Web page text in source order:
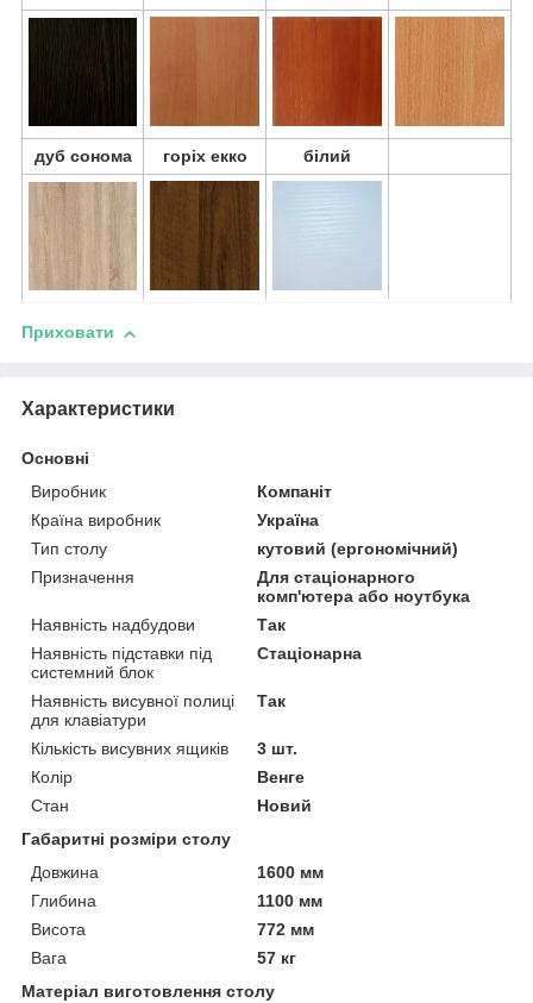
дуб сонома горіх екко білий
Приховати
Характеристики
Основні
Виробник
Компаніт
Країна виробник
Україна
Тип столу
кутовий (ергономічний)
Призначення
Для стаціонарного
комп'ютера або ноутбука
Наявність надбудови
Так
Наявність підставки під
системний блок
Стаціонарна
Наявність висувної полиці
для клавіатури
Так
Кількість висувних ящиків
3 шт.
Колір
Венге
Стан
Новий
Габаритні розміри столу
Довжина
1600 мм
Глибина
1100 мм
Висота
772 мм
Вага
57 кг
Матеріал виготовлення столу